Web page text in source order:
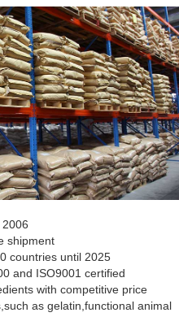
shipment
countries until 2025
and ISO9001 certified
with competitive price
as gelatin,functional animal